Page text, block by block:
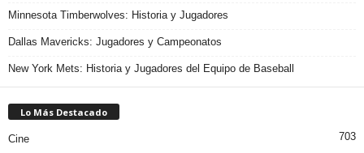
Minnesota Timberwolves: Historia y Jugadores
Dallas Mavericks: Jugadores y Campeonatos
New York Mets: Historia y Jugadores del Equipo de Baseball
Lo Más Destacado
Cine 703